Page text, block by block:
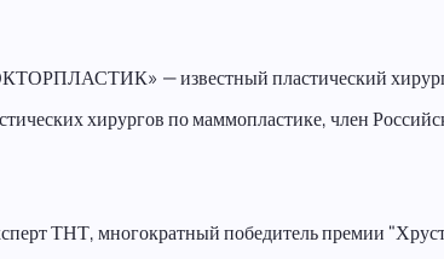
— известный пластический
хирургов по маммопластике, член
ТНТ, многократный победитель премии